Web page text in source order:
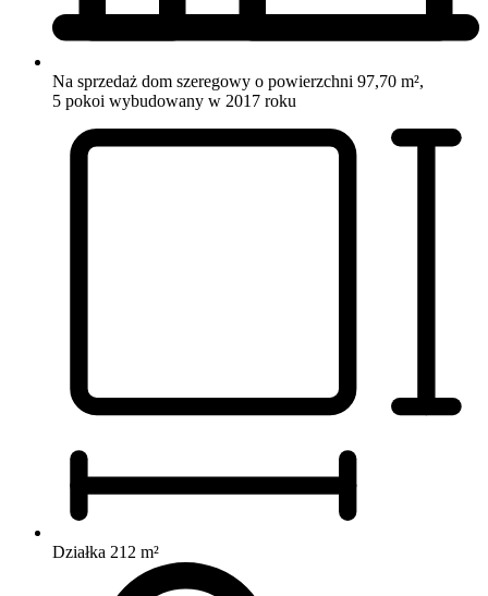
Na sprzedaż dom szeregowy o powierzchni 97,70 m²,
5 pokoi wybudowany w 2017 roku
Działka 212 m²